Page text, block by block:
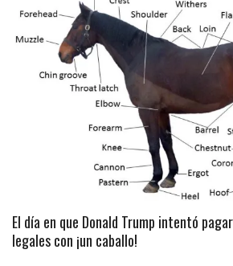
El día en que Donald Trump intentó
legales con ¡un caballo!